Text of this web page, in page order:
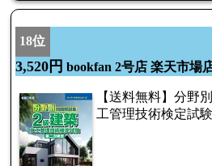
18位
3,520円 bookfan 2号店 楽天市場
【送料無料】分野
工管理技術検定試